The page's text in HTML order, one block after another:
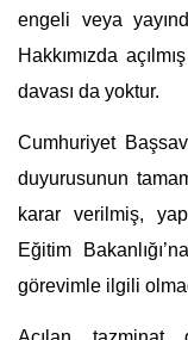
engeli veya
Hakkımızda
davası da yoktur.
Cumhuriyet
duyurusunun
karar verilmiş,
Eğitim
görevimle ilgili